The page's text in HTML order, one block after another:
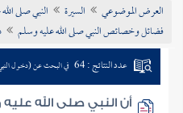
تراجم الأعلام
العرض الموضوعي السيرة
النبي صلى
فضائل وخصائص النبي صلى الله عليه وسلم
عدد النتائج : 64 في البحث عن (دخول
أن النبي صلى الله